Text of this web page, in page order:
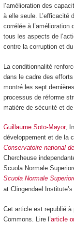
l’amélioration des
à elle seule. L’efficacité
corrélée à l’amélioration
tous les aspects de
contre la corruption et
La conditionnalité
dans le cadre des
montré les sept
processus de réforme
matière de sécurité et
Guillaume Soto-Mayor,
développement et de la
Conservatoire national
Chercheuse
Scuola Normale
Scuola Normale
at Clingendael
Cet article est republié à
Commons. Lire l’article